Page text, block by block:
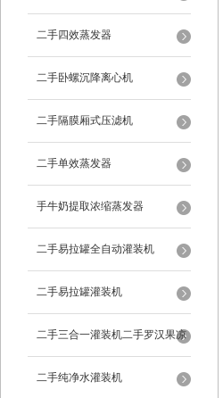
二手四效蒸发器
二手卧螺沉降离心机
二手隔膜厢式压滤机
二手单效蒸发器
手牛奶提取浓缩蒸发器
二手易拉罐全自动灌装机
二手易拉罐灌装机
二手三合一灌装机二手罗汉果凉
茶灌装机
二手纯净水灌装机